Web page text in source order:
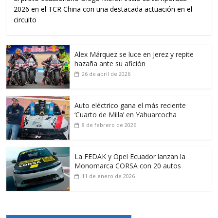
2026 en el TCR China con una destacada actuación en el
circuito
Alex Márquez se luce en Jerez y repite
hazaña ante su afición
26 de abril de 2026
Auto eléctrico gana el más reciente
‘Cuarto de Milla’ en Yahuarcocha
8 de febrero de 2026
La FEDAK y Opel Ecuador lanzan la
Monomarca CORSA con 20 autos
11 de enero de 2026